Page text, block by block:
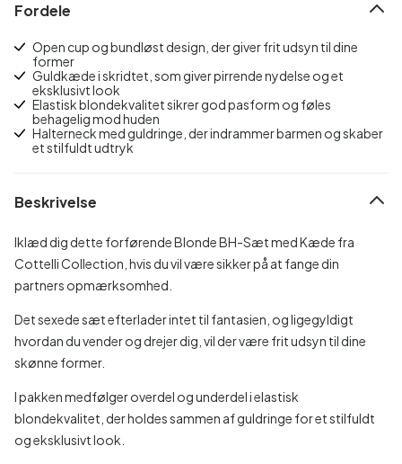
Fordele
Open cup og bundløst design, der giver frit udsyn til dine
former
Guldkæde i skridtet, som giver pirrende nydelse og et
eksklusivt look
Elastisk blondekvalitet sikrer god pasform og føles
behagelig mod huden
Halterneck med guldringe, der indrammer barmen og skaber
et stilfuldt udtryk
Beskrivelse
Iklæd dig dette forførende Blonde BH-Sæt med Kæde fra
Cottelli Collection, hvis du vil være sikker på at fange din
partners opmærksomhed.
Det sexede sæt efterlader intet til fantasien, og ligegyldigt
hvordan du vender og drejer dig, vil der være frit udsyn til dine
skønne former.
I pakken medfølger overdel og underdel i elastisk
blondekvalitet, der holdes sammen af guldringe for et stilfuldt
og eksklusivt look.